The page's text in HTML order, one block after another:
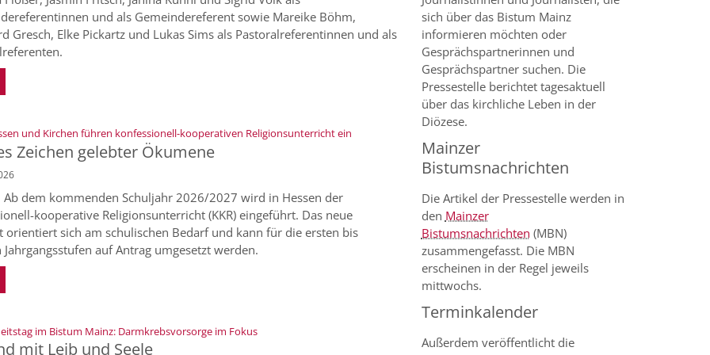
und als Gemeindereferent sowie Mareike Böhm,
Gresch, Elke Pickartz und Lukas Sims als Pastoralreferentinnen und als
und Kirchen führen konfessionell-kooperativen Religionsunterricht ein:
Zeichen gelebter Ökumene
Ab dem kommenden Schuljahr 2026/2027 wird in Hessen der
kooperative Religionsunterricht (KKR) eingeführt. Das neue
orientiert sich am schulischen Bedarf und kann für die ersten bis
Jahrgangsstufen auf Antrag umgesetzt werden.
im Bistum Mainz: Darmkrebsvorsorge im Fokus:
mit Leib und Seele
sich über das Bistum Mainz
informieren möchten oder
Gesprächspartnerinnen und
Gesprächspartner suchen. Die
Pressestelle berichtet tagesaktuell
über das kirchliche Leben in der
Diözese.
Mainzer
Bistumsnachrichten
Die Artikel der Pressestelle werden in
den Mainzer
Bistumsnachrichten (MBN)
zusammengefasst. Die MBN
erscheinen in der Regel jeweils
mittwochs.
Terminkalender
Außerdem veröffentlicht die